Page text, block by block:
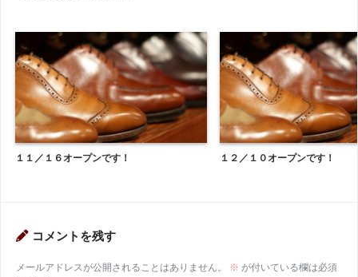
１１／１６オープンです！ １２／１０オープンです！
コメントを残す
メールアドレスが公開されることはありません。 ※ が付いている欄は必須